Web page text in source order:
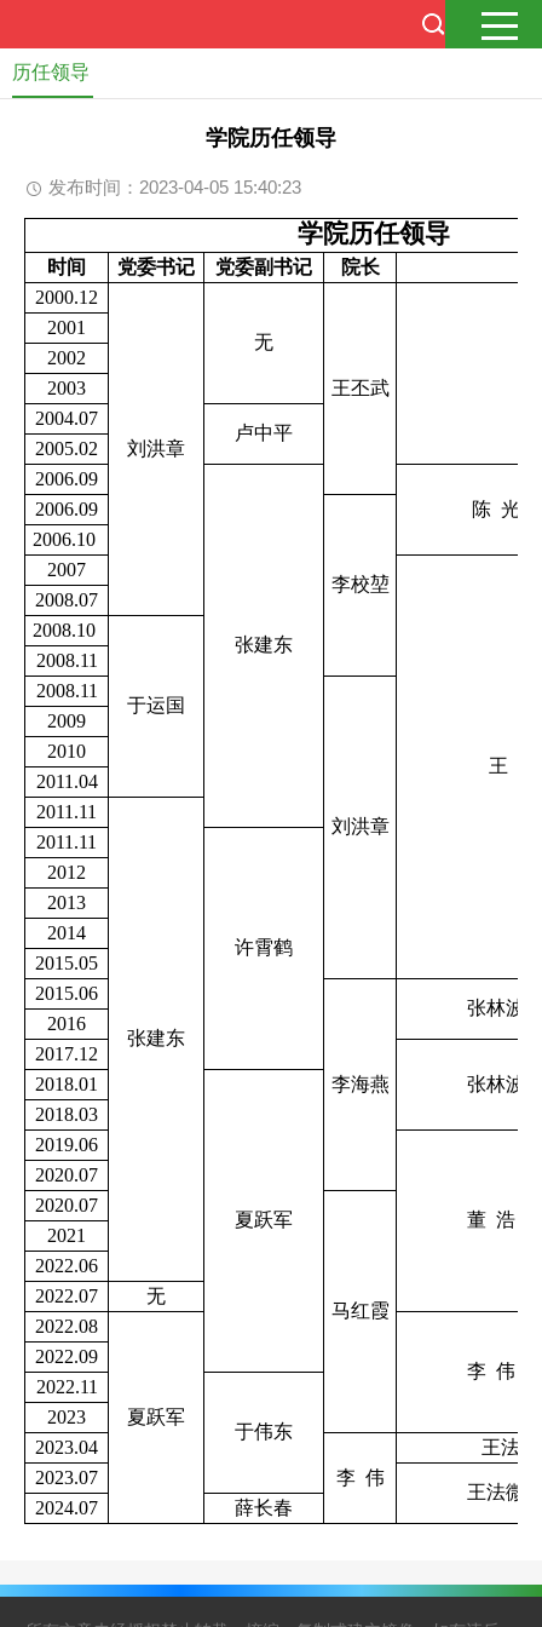
历任领导
学院历任领导
发布时间：2023-04-05 15:40:23
学院历任领导
时间 党委书记 党委副书记 院长
2000.12
刘洪章
无
王丕武
2001
2002
2003
2004.07
卢中平
2005.02
2006.09
张建东
陈 光
2006.09
李校堃
2006.10
2007
王
2008.07
2008.10
于运国
2008.11
2008.11
刘洪章
2009
2010
2011.04
2011.11
张建东
2011.11
许霄鹤
2012
2013
2014
2015.05
2015.06
李海燕
张林波
2016
2017.12
张林波
2018.01
夏跃军
2018.03
2019.06
董 浩
2020.07
2020.07
马红霞
2021
2022.06
2022.07
无
2022.08
夏跃军
李 伟
2022.09
2022.11
于伟东
2023
2023.04
李 伟
王法
2023.07
王法微
2024.07 薛长春